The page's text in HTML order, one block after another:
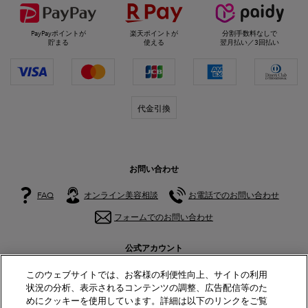
PayPayポイントが
貯まる
楽天ポイントが
使える
分割手数料なしで
翌月払い／3回払い
代金引換
お問い合わせ
FAQ オンライン美容相談 お電話でのお問い合わせ
フォームでのお問い合わせ
公式アカウント
このウェブサイトでは、お客様の利便性向上、サイトの利用
状況の分析、表示されるコンテンツの調整、広告配信等のた
めにクッキーを使用しています。詳細は以下のリンクをご覧